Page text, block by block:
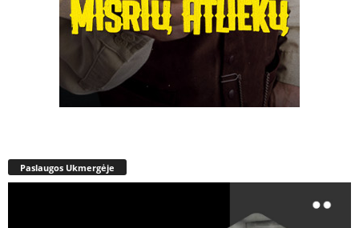
Paslaugos Ukmergėje